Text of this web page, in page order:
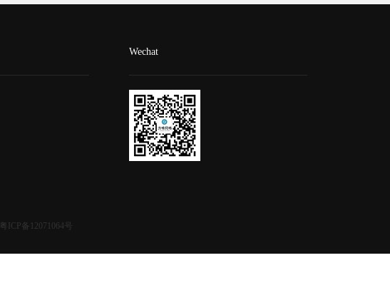
Wechat
粤ICP备12071064号